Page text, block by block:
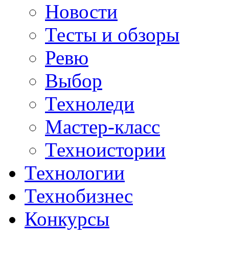
Новости
Тесты и обзоры
Ревю
Выбор
Техноледи
Мастер-класс
Техноистории
Технологии
Технобизнес
Конкурсы